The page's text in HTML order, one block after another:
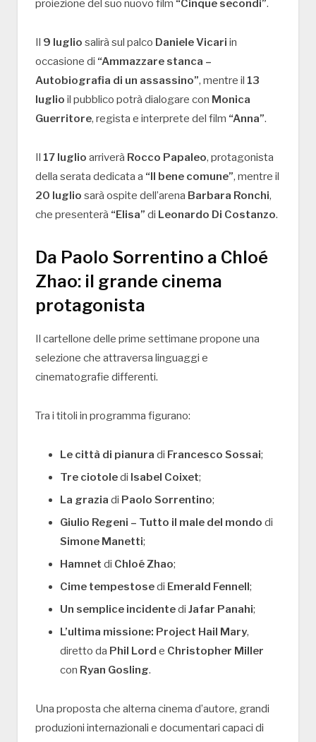
proiezione del suo nuovo film “Cinque secondi”.
Il 9 luglio salirà sul palco Daniele Vicari in
occasione di “Ammazzare stanca –
Autobiografia di un assassino”, mentre il 13
luglio il pubblico potrà dialogare con Monica
Guerritore, regista e interprete del film “Anna”.
Il 17 luglio arriverà Rocco Papaleo, protagonista
della serata dedicata a “Il bene comune”, mentre il
20 luglio sarà ospite dell’arena Barbara Ronchi,
che presenterà “Elisa” di Leonardo Di Costanzo.
Da Paolo Sorrentino a Chloé
Zhao: il grande cinema
protagonista
Il cartellone delle prime settimane propone una
selezione che attraversa linguaggi e
cinematografie differenti.
Tra i titoli in programma figurano:
Le città di pianura di Francesco Sossai;
Tre ciotoledi Isabel Coixet;
La grazia di Paolo Sorrentino;
Giulio Regeni – Tutto il male del mondo di
Simone Manetti;
Hamnet di Chloé Zhao;
Cime tempestosedi Emerald Fennell;
Un semplice incidentedi Jafar Panahi;
L’ultima missione: Project Hail Mary,
diretto da Phil Lord e Christopher Miller
con Ryan Gosling.
Una proposta che alterna cinema d’autore, grandi
produzioni internazionali e documentari capaci di